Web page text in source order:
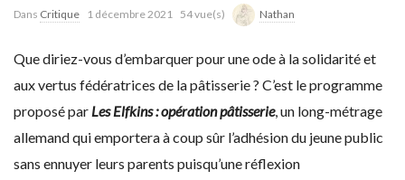
Dans Critique 1 décembre 2021 54 vue(s) Nathan
Que diriez-vous d’embarquer pour une ode à la solidarité et
aux vertus fédératrices de la pâtisserie ? C’est le programme
proposé par Les Elfkins : opération pâtisserie, un long-métrage
allemand qui emportera à coup sûr l’adhésion du jeune public
sans ennuyer leurs parents puisqu’une réflexion